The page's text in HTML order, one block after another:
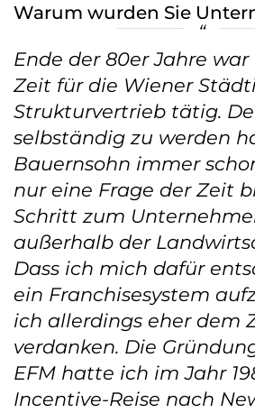
Warum wurden Sie
Ende der 80er Jahre
Zeit für die Wiener
Strukturvertrieb tätig.
selbständig zu werden
Bauernsohn immer
nur eine Frage der Zeit
Schritt zum
außerhalb der
Dass ich mich dafür
ein Franchisesystem
ich allerdings eher dem
verdanken. Die
EFM hatte ich im Jahr
Incentive-Reise nach